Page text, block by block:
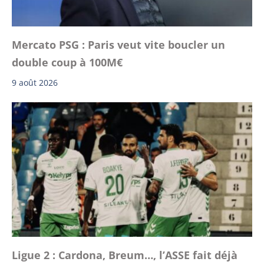
Mercato PSG : Paris veut vite boucler un
double coup à 100M€
9 août 2026
Ligue 2 : Cardona, Breum…, l’ASSE fait déjà